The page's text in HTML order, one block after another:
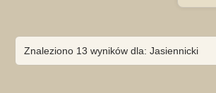
Znaleziono 13 wyników dla: Jasiennicki